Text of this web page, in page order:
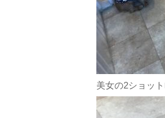
美女の2ショット